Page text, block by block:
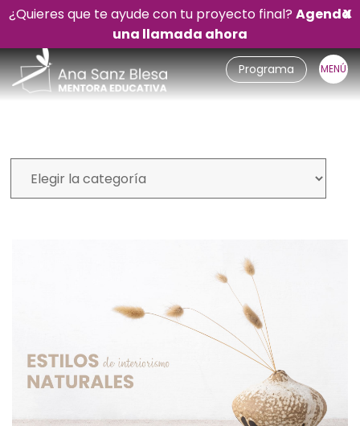
X
¿Quieres que te ayude con tu proyecto final? Agenda
una llamada ahora
Programa